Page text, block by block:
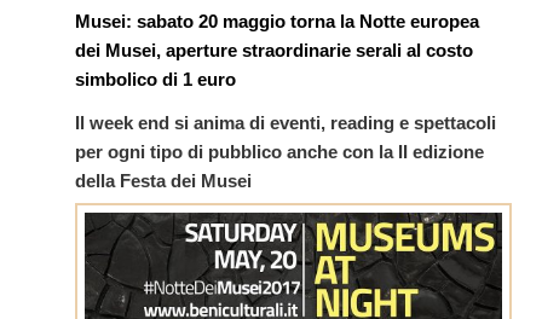
Musei: sabato 20 maggio torna la Notte europea
dei Musei, aperture straordinarie serali al costo
simbolico di 1 euro
Il week end si anima di eventi, reading e spettacoli
per ogni tipo di pubblico anche con la II edizione
della Festa dei Musei